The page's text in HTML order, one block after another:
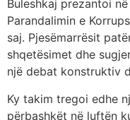
Buleshkaj prezantoi
Parandalimin e
saj. Pjesëmarrësit
shqetësimet dhe
një debat konstruktiv
Ky takim tregoi edhe
përbashkët në luftën